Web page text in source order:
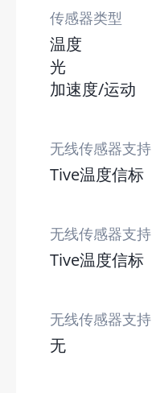
传感器类型
温度
光
加速度/运动
无线传感器支持
Tive温度信标
无线传感器支持
Tive温度信标
无线传感器支持
无